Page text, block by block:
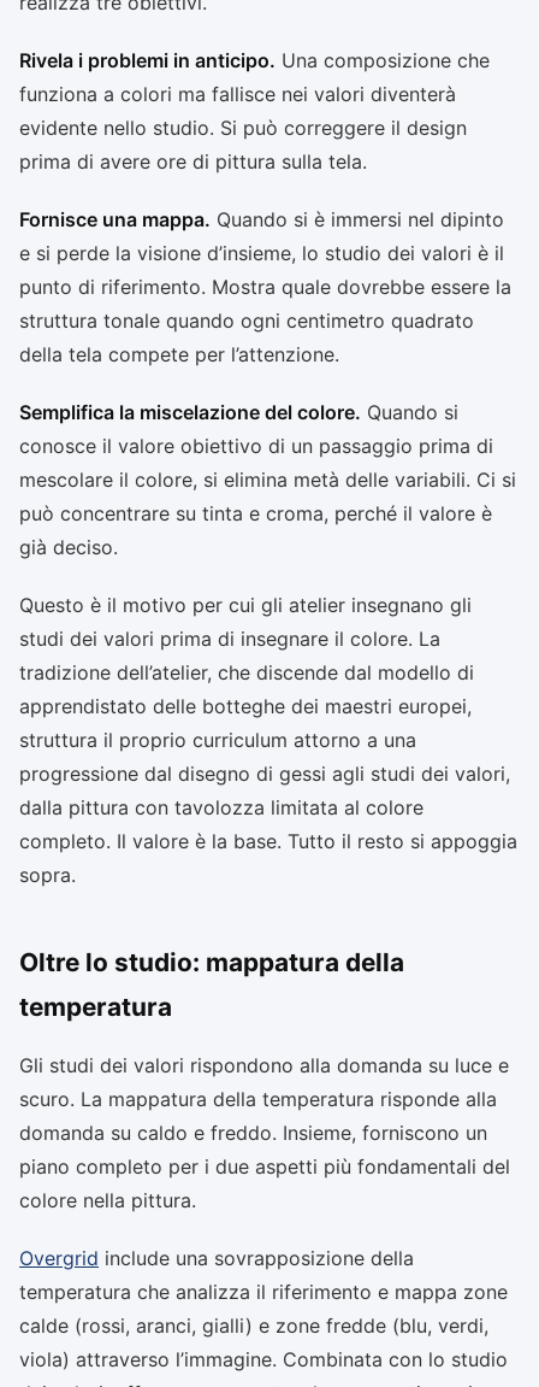
Rivela i problemi in anticipo. Una composizione che
funziona a colori ma fallisce nei valori diventerà
evidente nello studio. Si può correggere il design
prima di avere ore di pittura sulla tela.
Fornisce una mappa. Quando si è immersi nel dipinto
e si perde la visione d’insieme, lo studio dei valori è il
punto di riferimento. Mostra quale dovrebbe essere la
struttura tonale quando ogni centimetro quadrato
della tela compete per l’attenzione.
Semplifica la miscelazione del colore. Quando si
conosce il valore obiettivo di un passaggio prima di
mescolare il colore, si elimina metà delle variabili. Ci si
può concentrare su tinta e croma, perché il valore è
già deciso.
Questo è il motivo per cui gli atelier insegnano gli
studi dei valori prima di insegnare il colore. La
tradizione dell’atelier, che discende dal modello di
apprendistato delle botteghe dei maestri europei,
struttura il proprio curriculum attorno a una
progressione dal disegno di gessi agli studi dei valori,
dalla pittura con tavolozza limitata al colore
completo. Il valore è la base. Tutto il resto si appoggia
sopra.
Oltre lo studio: mappatura della
temperatura
Gli studi dei valori rispondono alla domanda su luce e
scuro. La mappatura della temperatura risponde alla
domanda su caldo e freddo. Insieme, forniscono un
piano completo per i due aspetti più fondamentali del
colore nella pittura.
Overgrid include una sovrapposizione della
temperatura che analizza il riferimento e mappa zone
calde (rossi, aranci, gialli) e zone fredde (blu, verdi,
viola) attraverso l’immagine. Combinata con lo studio